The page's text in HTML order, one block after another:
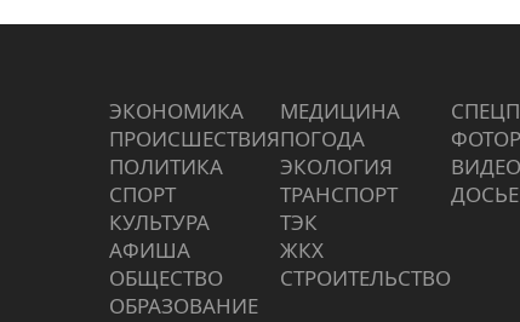
ЭКОНОМИКА
ПРОИCШЕСТВИЯ
ПОЛИТИКА
СПОРТ
КУЛЬТУРА
АФИША
ОБЩЕСТВО
ОБРАЗОВАНИЕ
МЕДИЦИНА
ПОГОДА
ЭКОЛОГИЯ
ТРАНСПОРТ
ТЭК
ЖКХ
СТРОИТЕЛЬСТВО
ВИДЕО
ДОСЬЕ